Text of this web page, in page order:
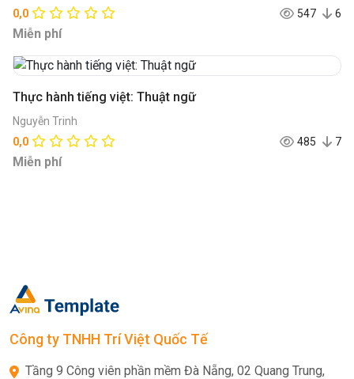
0,0
547 6
Miễn phí
Thực hành tiếng việt: Thuật ngữ
Nguyễn Trinh
0,0
485 7
Miễn phí
Công ty TNHH Trí Việt Quốc Tế
Tầng 9 Công viên phần mềm Đà Nẵng, 02 Quang Trung,